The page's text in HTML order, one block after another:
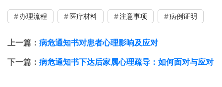
办理流程 医疗材料 注意事项 病例证明
上一篇： 病危通知书对患者心理影响及应对
下一篇： 病危通知书下达后家属心理疏导：如何面对与应对